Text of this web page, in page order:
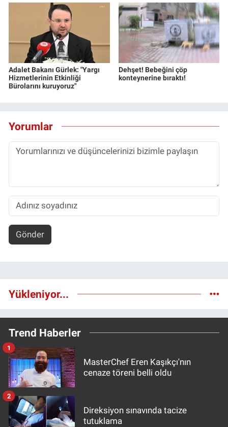
Adalet Bakanı Gürlek: "Yargı
Hizmetlerinin Etkinliği
Bürolarını kuruyoruz"
Dehşet! Bebeğini çöp
konteynerine bıraktı!
Yorumlar
Gönder
Yükleniyor...
Trend Haberler
MasterChef Eren Kaşıkçı'nın
cenaze töreni belli oldu
1
Direksiyon sınavında tacize
tutuklama
2